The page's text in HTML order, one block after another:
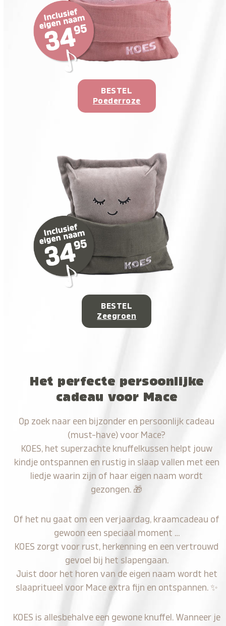
BESTEL
Poederroze
BESTEL
Zeegroen
Het perfecte persoonlijke
cadeau voor Mace
Op zoek naar een bijzonder en persoonlijk cadeau
(must-have) voor Mace?
KOES, het superzachte knuffelkussen helpt jouw
kindje ontspannen en rustig in slaap vallen met een
liedje waarin zijn of haar eigen naam wordt
gezongen. 🎁
Of het nu gaat om een verjaardag, kraamcadeau of
gewoon een speciaal moment …
KOES zorgt voor rust, herkenning en een vertrouwd
gevoel bij het slapengaan.
Juist door het horen van de eigen naam wordt het
slaapritueel voor Mace extra fijn en ontspannen. ✨
KOES is allesbehalve een gewone knuffel. Wanneer je